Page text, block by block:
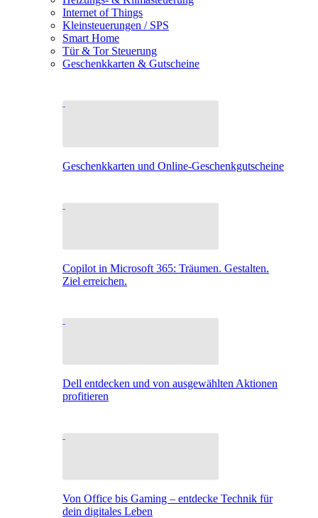
Internet of Things
Kleinsteuerungen / SPS
Smart Home
Tür & Tor Steuerung
Geschenkkarten & Gutscheine
Geschenkkarten und Online-Geschenkgutscheine
Copilot in Microsoft 365: Träumen. Gestalten.
Ziel erreichen.
Dell entdecken und von ausgewählten Aktionen
profitieren
Von Office bis Gaming – entdecke Technik für
dein digitales Leben